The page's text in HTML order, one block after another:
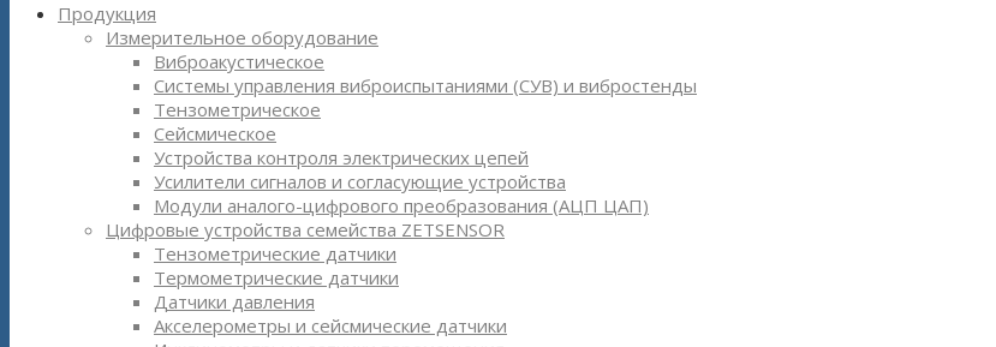
Продукция
Измерительное оборудование
Виброакустическое
Системы управления виброиспытаниями (СУВ) и вибростенды
Тензометрическое
Сейсмическое
Устройства контроля электрических цепей
Усилители сигналов и согласующие устройства
Модули аналого-цифрового преобразования (АЦП ЦАП)
Цифровые устройства семейства ZETSENSOR
Тензометрические датчики
Термометрические датчики
Датчики давления
Акселерометры и сейсмические датчики